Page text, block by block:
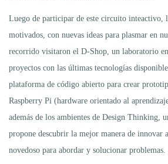
Luego de participar de este circuito inteactivo,
motivados, con nuevas ideas para plasmar en
recorrido visitaron el D-Shop, un laboratorio
proyectos con las últimas tecnologías
plataforma de código abierto para crear
Raspberry Pi (hardware orientado al
además de los ambientes de Design Thinking,
propone descubrir la mejor manera de innovar
novedoso para abordar y solucionar problemas.